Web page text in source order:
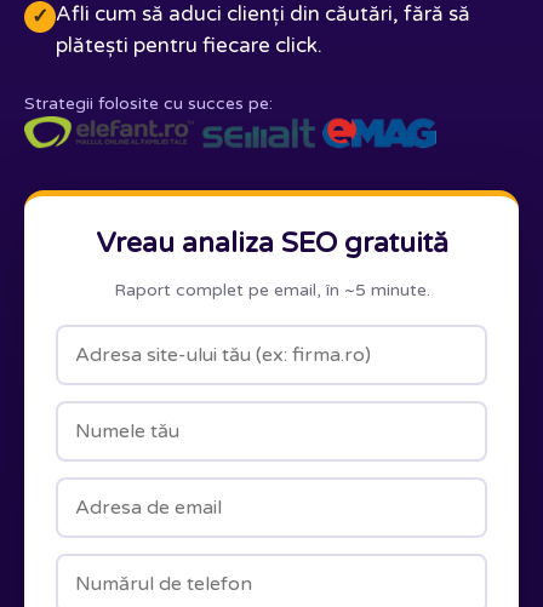
✓ Afli cum să aduci clienți din căutări, fără să
plătești pentru fiecare click.
Strategii folosite cu succes pe:
Vreau analiza SEO gratuită
Raport complet pe email, în ~5 minute.